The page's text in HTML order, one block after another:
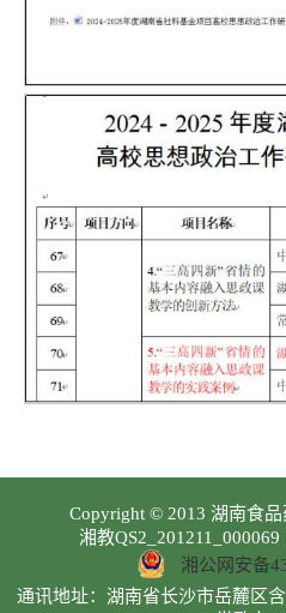
Copyright © 2013 湖南食
湘教QS2_201211_000069
湘公网安备
通讯地址：湖南省长沙市岳麓区